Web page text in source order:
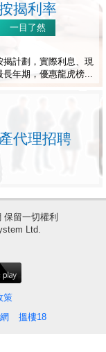
揭利率
一目了然
揭計劃，實際利息、現
長年期，優惠龍虎榜...
代理招聘
留一切權利
Ltd.
策
搵樓18